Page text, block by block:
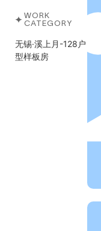
WORK
CATEGORY
无锡·溪上月-128户
型样板房